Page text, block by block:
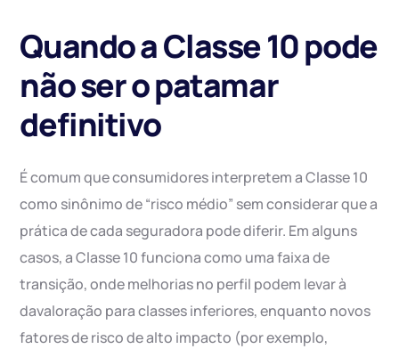
Quando a Classe 10 pode
não ser o patamar
definitivo
É comum que consumidores interpretem a Classe 10
como sinônimo de “risco médio” sem considerar que a
prática de cada seguradora pode diferir. Em alguns
casos, a Classe 10 funciona como uma faixa de
transição, onde melhorias no perfil podem levar à
davaloração para classes inferiores, enquanto novos
fatores de risco de alto impacto (por exemplo,